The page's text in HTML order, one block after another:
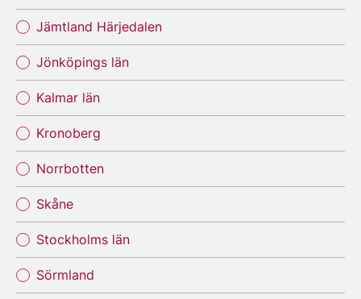
Jämtland Härjedalen
Jönköpings län
Kalmar län
Kronoberg
Norrbotten
Skåne
Stockholms län
Sörmland